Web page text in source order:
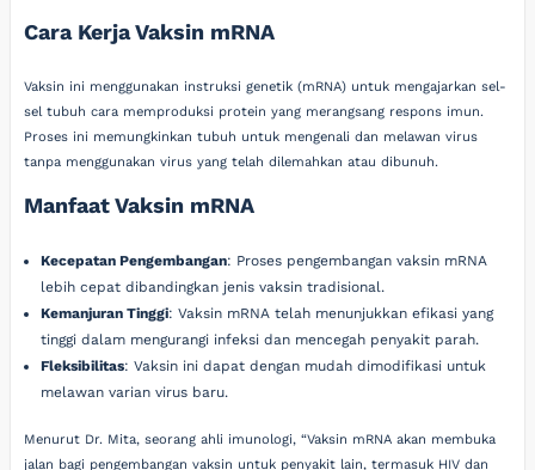
Cara Kerja Vaksin mRNA
Vaksin ini menggunakan instruksi genetik (mRNA) untuk mengajarkan sel-
sel tubuh cara memproduksi protein yang merangsang respons imun.
Proses ini memungkinkan tubuh untuk mengenali dan melawan virus
tanpa menggunakan virus yang telah dilemahkan atau dibunuh.
Manfaat Vaksin mRNA
Kecepatan Pengembangan: Proses pengembangan vaksin mRNA
lebih cepat dibandingkan jenis vaksin tradisional.
Kemanjuran Tinggi: Vaksin mRNA telah menunjukkan efikasi yang
tinggi dalam mengurangi infeksi dan mencegah penyakit parah.
Fleksibilitas: Vaksin ini dapat dengan mudah dimodifikasi untuk
melawan varian virus baru.
Menurut Dr. Mita, seorang ahli imunologi, “Vaksin mRNA akan membuka
jalan bagi pengembangan vaksin untuk penyakit lain, termasuk HIV dan